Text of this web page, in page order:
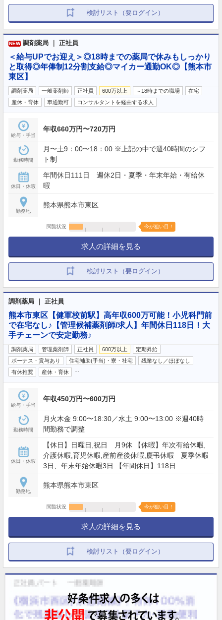
検討リスト（要ログイン）
NEW 調剤薬局 ｜ 正社員
＜給与UPでお迎え＞◎18時までの薬局で休みもしっかり
と取得◎年俸制12分割支給◎マイカー通勤OK◎【熊本市
東区】
調剤薬局 一般薬剤師 正社員 600万以上 ～18時までの職場
在宅
産休・育休
車通勤可 コンサルタントを経由する求人
給与・手当
年収660万円〜720万円
勤務時間
月〜土9：00〜18：00 ※上記の中で週40時間のシフ
ト制
休日・休暇
年間休日111日 週休2日・夏季・年末年始・有給休
暇
勤務地
熊本県熊本市東区
閲覧状況 今が狙い目！
求人の詳細を見る
検討リスト（要ログイン）
調剤薬局 ｜ 正社員
熊本市東区【健軍校前駅】高年収600万可能！小児科門前
で在宅なし♪【管理候補薬剤師/求人】年間休日118日！大
手チェーンで安定勤務♪
調剤薬局 管理薬剤師 正社員 600万以上
定期昇給
ボーナス・賞与あり
住宅補助(手当)・寮・社宅
残業なし／ほぼなし
有休推奨
産休・育休
給与・手当
年収450万円〜600万円
勤務時間
月火木金 9:00〜18:30／水土 9:00〜13:00 ※週40時
間勤務で調整
休日・休暇
【休日】日曜日,祝日 月9休 【休暇】年次有給休暇,
介護休暇,育児休暇,産前産後休暇,慶弔休暇 夏季休暇
3日、年末年始休暇3日 【年間休日】118日
勤務地
熊本県熊本市東区
閲覧状況 今が狙い目！
求人の詳細を見る
検討リスト（要ログイン）